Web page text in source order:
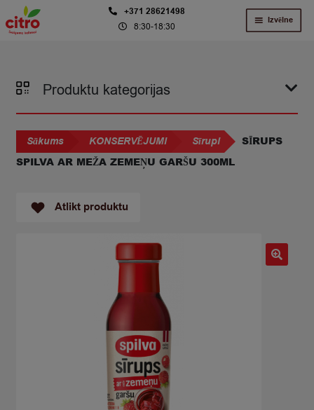
Skip
to
Skip
to
+371 28621498
8:30-18:30
Izvēlne
Produktu kategorijas
Sākums KONSERVĒJUMI Sīrupi
SĪRUPS
SPILVA AR MEŽA ZEMEŅU GARŠU 300ML
Atlikt produktu